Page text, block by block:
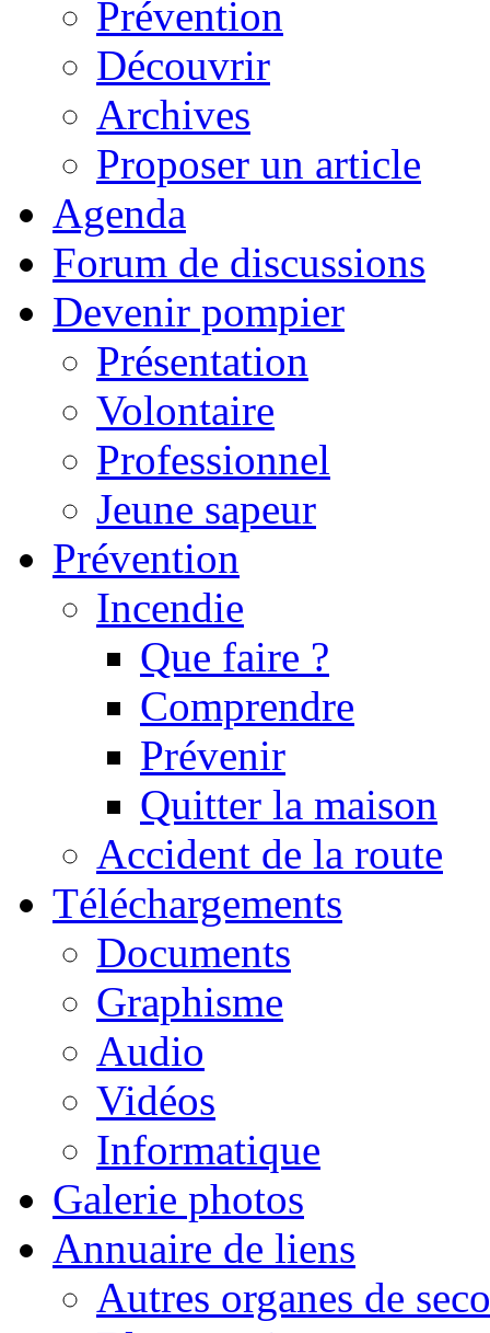
Prévention
Découvrir
Archives
Proposer un article
Agenda
Forum de discussions
Devenir pompier
Présentation
Volontaire
Professionnel
Jeune sapeur
Prévention
Incendie
Que faire ?
Comprendre
Prévenir
Quitter la maison
Accident de la route
Téléchargements
Documents
Graphisme
Audio
Vidéos
Informatique
Galerie photos
Annuaire de liens
Autres organes de